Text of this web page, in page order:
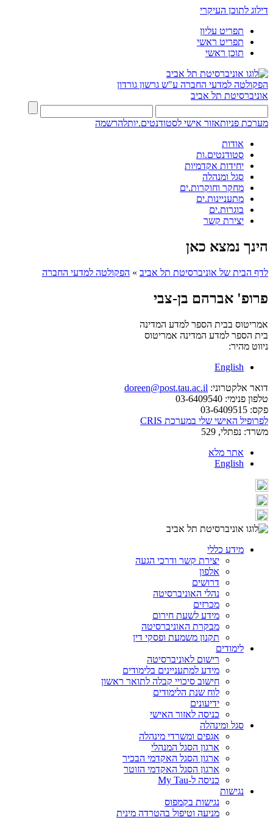
דילוג לתוכן העיקרי
תפריט עליון
תפריט ראשי
תוכן ראשי
הפקולטה למדעי החברה ע"ש גרשון גורדון
אוניברסיטת תל אביב
מערכת פניותאזור אישי לסטודנטים.יותלהרשמה
אודות
סטודנטים.ות
יחידות אקדמיות
סגל ומנהלה
מחקר וחוקרות.ים
מתעניינות.ים
בוגרות.ים
יצירת קשר
הינך נמצא כאן
לדף הבית של אוניברסיטת תל אביב » הפקולטה למדעי החברה
פרופ' אברהם בן-צבי
אמריטוס בבית הספר למדע המדינה
בית הספר למדע המדינה אמריטוס
ניווט מהיר:
English
דואר אלקטרוני: doreen@post.tau.ac.il
טלפון פנימי:
פקס:
לפרופיל האישי שלי במערכת CRIS
משרד: נפתלי, 529
אתר מלא
English
מידע כללי
יצירת קשר ודרכי הגעה
אלפון
דרושים
נהלי האוניברסיטה
מכרזים
מידע לשעת חירום
מבקרת האוניברסיטה
תקנון משמעת ופסקי דין
לימודים
רישום לאוניברסיטה
מידע למתעניינים בלימודים
חישוב סיכויי קבלה לתואר ראשון
לוח שנת הלימודים
ידיעונים
כניסה לאזור האישי
סגל ומינהלה
אגפים ומשרדי מינהלה
ארגון הסגל המנהלי
ארגון הסגל האקדמי הבכיר
ארגון הסגל האקדמי הזוטר
כניסה ל-My Tau
נגישות
נגישות בקמפוס
מניעה וטיפול בהטרדה מינית